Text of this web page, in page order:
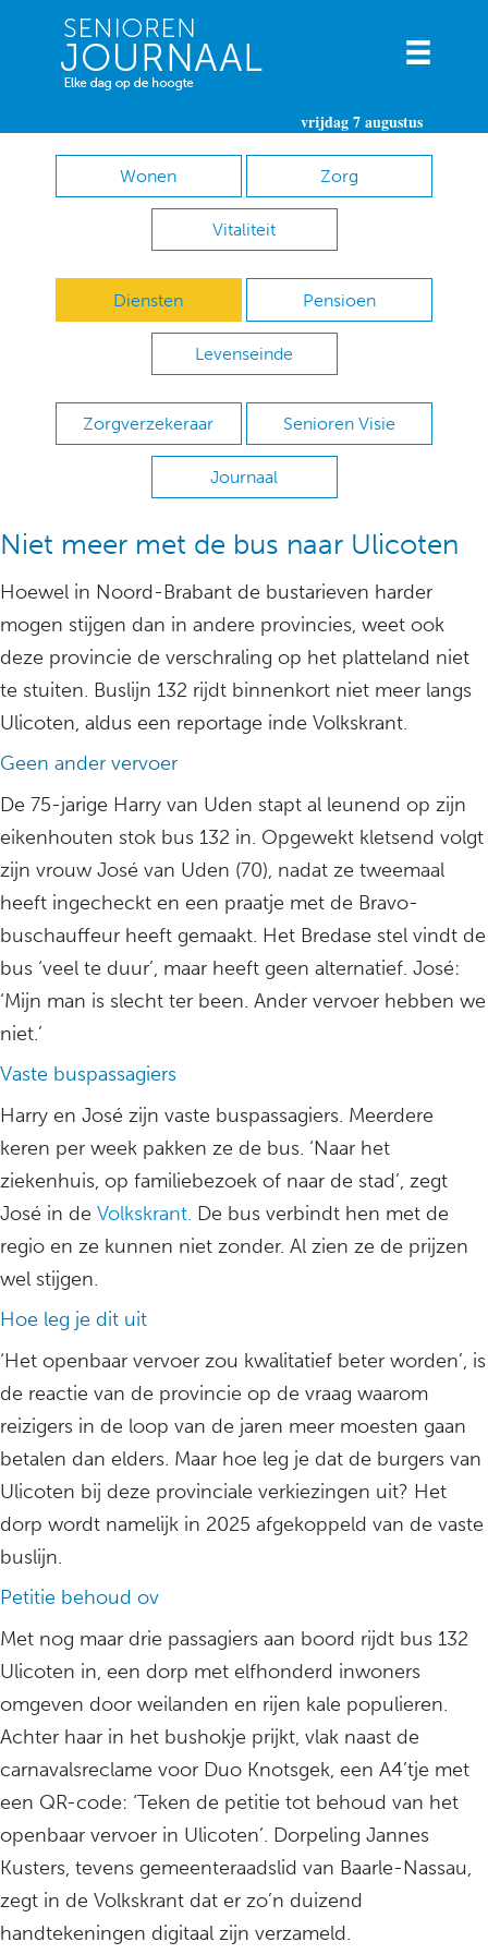
vrijdag 7 augustus
Wonen Zorg
Vitaliteit
Diensten Pensioen
Levenseinde
Zorgverzekeraar Senioren Visie
Journaal
Niet meer met de bus naar Ulicoten
Hoewel in Noord-Brabant de bustarieven harder
mogen stijgen dan in andere provincies, weet ook
deze provincie de verschraling op het platteland niet
te stuiten. Buslijn 132 rijdt binnenkort niet meer langs
Ulicoten, aldus een reportage inde Volkskrant.
Geen ander vervoer
De 75-jarige Harry van Uden stapt al leunend op zijn
eikenhouten stok bus 132 in. Opgewekt kletsend volgt
zijn vrouw José van Uden (70), nadat ze tweemaal
heeft ingecheckt en een praatje met de Bravo-
buschauffeur heeft gemaakt. Het Bredase stel vindt de
bus ‘veel te duur’, maar heeft geen alternatief. José:
‘Mijn man is slecht ter been. Ander vervoer hebben we
niet.’
Vaste buspassagiers
Harry en José zijn vaste buspassagiers. Meerdere
keren per week pakken ze de bus. ‘Naar het
ziekenhuis, op familiebezoek of naar de stad’, zegt
José in de Volkskrant. De bus verbindt hen met de
regio en ze kunnen niet zonder. Al zien ze de prijzen
wel stijgen.
Hoe leg je dit uit
‘Het openbaar vervoer zou kwalitatief beter worden’, is
de reactie van de provincie op de vraag waarom
reizigers in de loop van de jaren meer moesten gaan
betalen dan elders. Maar hoe leg je dat de burgers van
Ulicoten bij deze provinciale verkiezingen uit? Het
dorp wordt namelijk in 2025 afgekoppeld van de vaste
buslijn.
Petitie behoud ov
Met nog maar drie passagiers aan boord rijdt bus 132
Ulicoten in, een dorp met elfhonderd inwoners
omgeven door weilanden en rijen kale populieren.
Achter haar in het bushokje prijkt, vlak naast de
carnavalsreclame voor Duo Knotsgek, een A4’tje met
een QR-code: ‘Teken de petitie tot behoud van het
openbaar vervoer in Ulicoten’. Dorpeling Jannes
Kusters, tevens gemeenteraadslid van Baarle-Nassau,
zegt in de Volkskrant dat er zo’n duizend
handtekeningen digitaal zijn verzameld.